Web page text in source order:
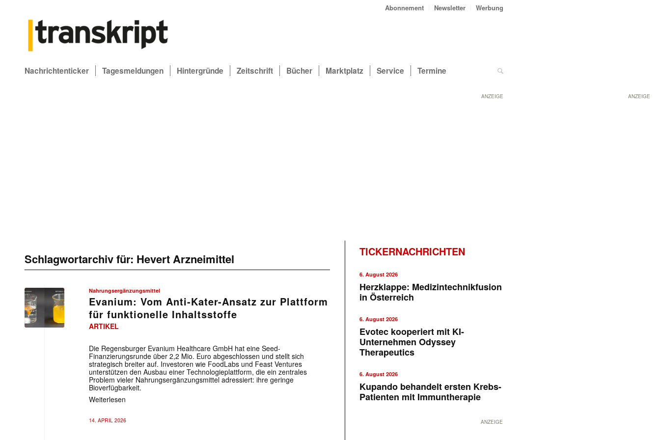
ANZEIGE
Abonnement Newsletter Werbung
Nachrichtenticker Tagesmeldungen Hintergründe Zeitschrift Bücher Marktplatz Service Termine
ANZEIGE
Schlagwortarchiv für: Hevert Arzneimittel
Nahrungsergänzungsmittel
Evanium: Vom Anti-Kater-Ansatz zur Plattform
für funktionelle Inhaltsstoffe
ARTIKEL
Die Regensburger Evanium Healthcare GmbH hat eine Seed-
Finanzierungsrunde über 2,2 Mio. Euro abgeschlossen und stellt sich
strategisch breiter auf. Investoren wie FoodLabs und Feast Ventures
unterstützen den Ausbau einer Technologieplattform, die ein zentrales
Problem vieler Nahrungsergänzungsmittel adressiert: ihre geringe
Bioverfügbarkeit.
Weiterlesen
14. APRIL 2026
TICKERNACHRICHTEN
6. August 2026
Herzklappe: Medizintechnikfusion
in Österreich
6. August 2026
Evotec kooperiert mit KI-
Unternehmen Odyssey
Therapeutics
6. August 2026
Kupando behandelt ersten Krebs-
Patienten mit Immuntherapie
ANZEIGE